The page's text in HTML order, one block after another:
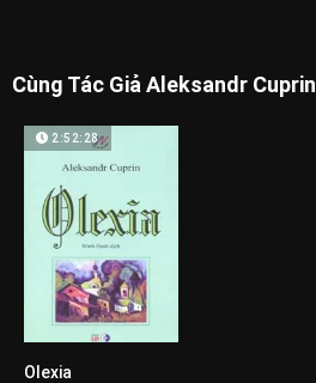
Cùng Tác Giả Aleksandr Cuprin
2:52:28
Olexia